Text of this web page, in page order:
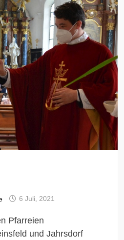
6 Juli, 2021
Pfarreien
und Jahrsdorf